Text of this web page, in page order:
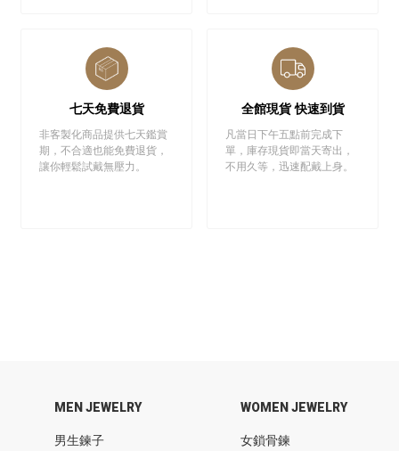
七天免費退貨
非客製化商品提供七天鑑賞
期，不合適也能免費退貨，
讓你輕鬆試戴無壓力。
全館現貨 快速到貨
凡當日下午五點前完成下
單，庫存現貨即當天寄出，
不用久等，迅速配戴上身。
MEN JEWELRY
男生鍊子
WOMEN JEWELRY
女鎖骨鍊